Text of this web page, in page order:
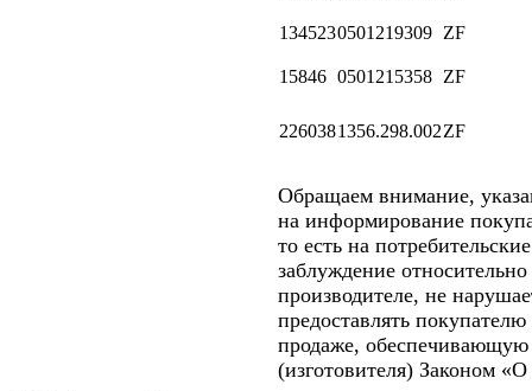
1345230501219309 ZF
15846 0501215358 ZF
2260381356.298.002ZF
Обращаем внимание,
на информирование
то есть на
заблуждение
производителе, не
предоставлять
продаже, обеспечивающую
(изготовителя) Законом